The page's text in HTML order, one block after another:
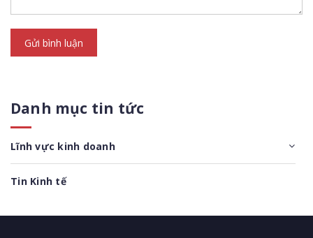
Gửi bình luận
Danh mục tin tức
Lĩnh vực kinh doanh
Tin Kinh tế